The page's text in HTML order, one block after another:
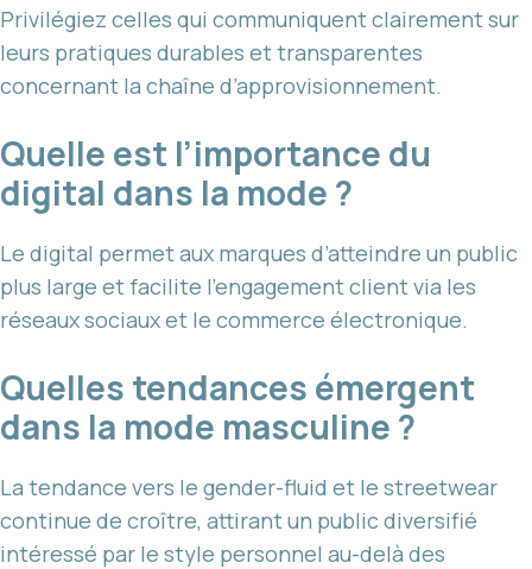
Privilégiez celles qui communiquent clairement sur
leurs pratiques durables et transparentes
concernant la chaîne d’approvisionnement.
Quelle est l’importance du
digital dans la mode ?
Le digital permet aux marques d’atteindre un public
plus large et facilite l’engagement client via les
réseaux sociaux et le commerce électronique.
Quelles tendances émergent
dans la mode masculine ?
La tendance vers le gender-fluid et le streetwear
continue de croître, attirant un public diversifié
intéressé par le style personnel au-delà des